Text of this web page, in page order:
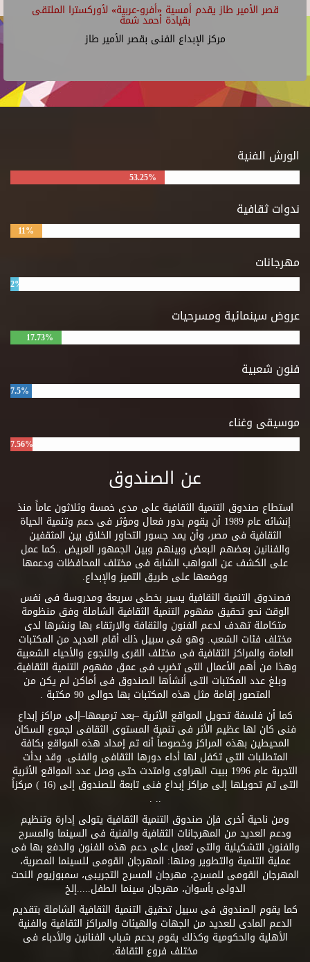
قصر الأمير طاز يقدم أمسية «أفرو-عربية» لأوركسترا الملتقى
بقيادة أحمد شمة
مركز الإبداع الفنى بقصر الأمير طاز
الورش الفنية
53.25%
ندوات ثقافية
11%
مهرجانات
2%
عروض سينمائية ومسرحيات
17.73%
فنون شعبية
7.5%
موسيقى وغناء
7.56%
عن الصندوق
استطاع صندوق التنمية الثقافية على مدى خمسة وثلاثون عاماً منذ
إنشائه عام 1989 أن يقوم بدور فعال ومؤثر فى دعم وتنمية الحياة
الثقافية فى مصر، وأن يمد جسور التحاور الخلاق بين المثقفين
والفنانين بعضهم البعض وبينهم وبين الجمهور العريض ..كما عمل
على الكشف عن المواهب الشابة فى مختلف المحافظات ودعمها
ووضعها على طريق التميز والإبداع.
فصندوق التنمية الثقافية يسير بخطى سريعة ومدروسة فى نفس
الوقت نحو تحقيق مفهوم التنمية الثقافية الشاملة وفق منظومة
متكاملة تهدف لدعم الفنون والثقافة والارتقاء بها ونشرها لدى
مختلف فئات الشعب. وهو فى سبيل ذلك أقام العديد من المكتبات
العامة والمراكز الثقافية فى مختلف القرى والنجوع والأحياء الشعبية
وهذا من أهم الأعمال التى تضرب فى عمق مفهوم التنمية الثقافية.
وبلغ عدد المكتبات التى أنشأها الصندوق فى أماكن لم يكن من
المتصور إقامة مثل هذه المكتبات بها حوالى 90 مكتبة .
كما أن فلسفة تحويل المواقع الأثرية –بعد ترميمها–إلى مراكز إبداع
فنى كان لها عظيم الأثر فى تنمية المستوى الثقافى لجموع السكان
المحيطين بهذه المراكز وخصوصاً أنه تم إمداد هذه المواقع بكافة
المتطلبات التى تكفل لها أداء دورها الثقافى والفنى. وقد بدأت
التجربة عام 1996 ببيت الهراوى وامتدت حتى وصل عدد المواقع الأثرية
التى تم تحويلها إلى مراكز إبداع فنى تابعة للصندوق إلى (16 ) مركزاً
.. .
ومن ناحية أخرى فإن صندوق التنمية الثقافية يتولى إدارة وتنظيم
ودعم العديد من المهرجانات الثقافية والفنية فى السينما والمسرح
والفنون التشكيلية والتى تعمل على دعم هذه الفنون والدفع بها فى
عملية التنمية والتطوير ومنها: المهرجان القومى للسينما المصرية،
المهرجان القومى للمسرح، مهرجان المسرح التجريبى، سمبوزيوم النحت
الدولى بأسوان، مهرجان سينما الطفل.....إلخ
كما يقوم الصندوق فى سبيل تحقيق التنمية الثقافية الشاملة بتقديم
الدعم المادى للعديد من الجهات والهيئات والمراكز الثقافية والفنية
الأهلية والحكومية وكذلك يقوم بدعم شباب الفنانين والأدباء فى
مختلف فروع الثقافة.